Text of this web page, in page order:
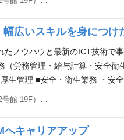
【日立グループ企業の一員
広いスキルを身につけ
ノウハウと最新のICT技術で
労務管理・給与計算・安全衛
生管理 ■安全・衛生業務 ・安
からお任せ。 ご経験に応じて
リストをめざせます。 ★メン
だけます ・初めての業務も
へキャリアアップ